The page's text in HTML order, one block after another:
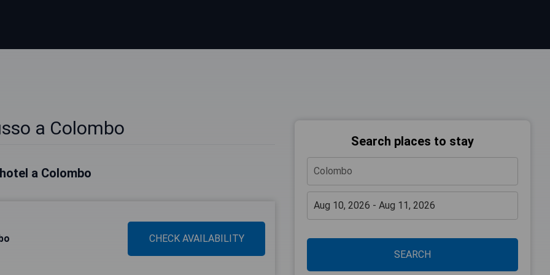
a Colombo
a Colombo
CHECK AVAILABILITY
Search places to stay
SEARCH